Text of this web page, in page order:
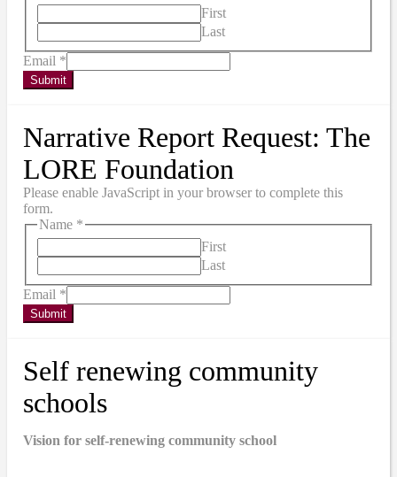
First
Last
Email *
Submit
Narrative Report Request: The
LORE Foundation
Please enable JavaScript in your browser to complete this
form.
Name *
First
Last
Email *
Submit
Self renewing community
schools
Vision for self-renewing community school